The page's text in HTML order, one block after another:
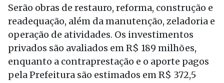
Serão obras de restauro, reforma, construção e
readequação, além da manutenção, zeladoria e
operação de atividades. Os investimentos
privados são avaliados em R$ 189 milhões,
enquanto a contraprestação e o aporte pagos
pela Prefeitura são estimados em R$ 372,5